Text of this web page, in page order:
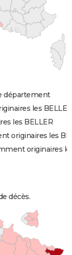
département
les BELLER
les BELLER
originaires les
originaires
décès.